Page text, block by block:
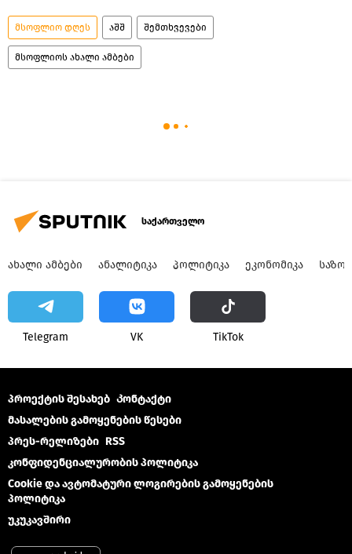
მსოფლიო დღეს აშშ შემთხვევები
მსოფლიოს ახალი ამბები
საქართველო
ᲐᲮᲐᲚᲘ ᲐᲛᲑᲔᲑᲘ ᲐᲜᲐᲚᲘᲢᲘᲙᲐ ᲞᲝᲚᲘᲢᲘᲙᲐ ᲔᲙᲝᲜᲝᲛᲘᲙᲐ
Telegram VK ТikТоk
პროექტის შესახებ Კონტაქტი
მასალების გამოყენების წესები
პრეს-რელიზები RSS
კონფიდენციალურობის პოლიტიკა
Cookie და ავტომატური ლოგირების გამოყენების
პოლიტიკა
უკუკავშირი